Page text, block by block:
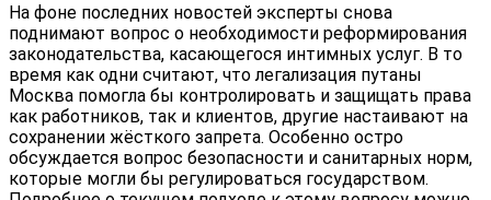
На фоне последних новостей эксперты снова
поднимают вопрос о необходимости реформирования
законодательства, касающегося интимных услуг. В то
время как одни считают, что легализация путаны
Москва помогла бы контролировать и защищать права
как работников, так и клиентов, другие настаивают на
сохранении жёсткого запрета. Особенно остро
обсуждается вопрос безопасности и санитарных норм,
которые могли бы регулироваться государством.